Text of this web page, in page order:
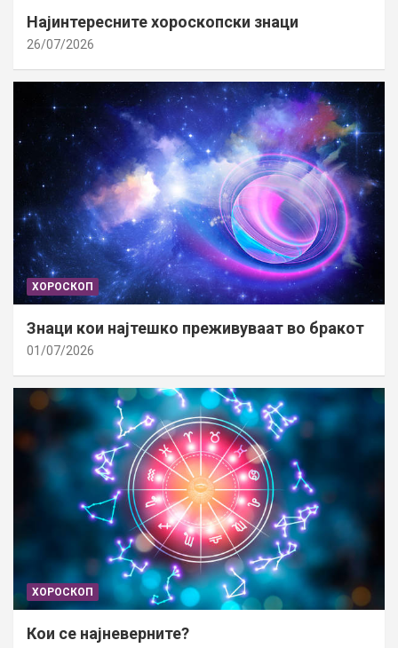
Најинтересните хороскопски знаци
26/07/2026
ХОРОСКОП
Знаци кои најтешко преживуваат во бракот
01/07/2026
ХОРОСКОП
Кои се најневерните?